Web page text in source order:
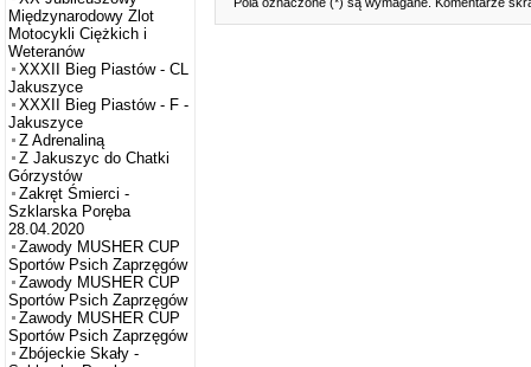
Międzynarodowy Zlot
Motocykli Ciężkich i
Weteranów
XXXII Bieg Piastów - CL
Jakuszyce
XXXII Bieg Piastów - F -
Jakuszyce
Z Adrenaliną
Z Jakuszyc do Chatki
Górzystów
Zakręt Śmierci -
Szklarska Poręba
28.04.2020
Zawody MUSHER CUP
Sportów Psich Zaprzęgów
Zawody MUSHER CUP
Sportów Psich Zaprzęgów
Zawody MUSHER CUP
Sportów Psich Zaprzęgów
Zbójeckie Skały -